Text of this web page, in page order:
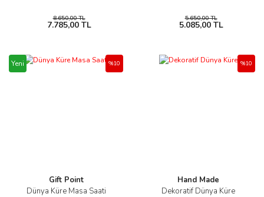
8.650,00 TL
7.785,00 TL
5.650,00 TL
5.085,00 TL
Yeni
Gift Point
Dünya Küre Masa Saati
%10
Hand Made
Dekoratif Dünya Küre
%10